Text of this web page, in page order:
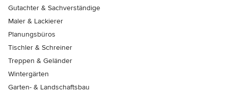
Gutachter & Sachverständige
Maler & Lackierer
Planungsbüros
Tischler & Schreiner
Treppen & Geländer
Wintergärten
Garten- & Landschaftsbau